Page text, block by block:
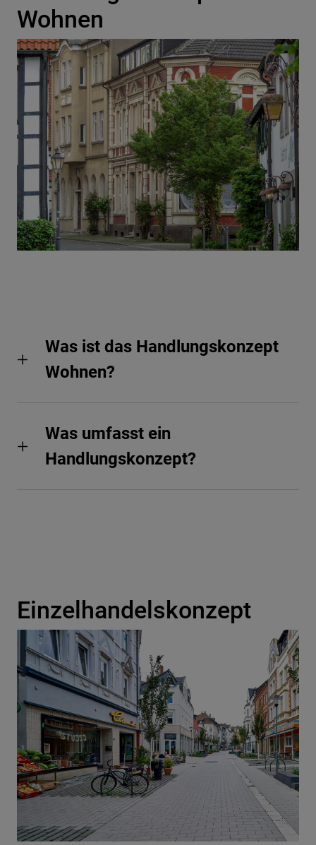
Wohnen
Was ist das Handlungskonzept
Wohnen?
Was umfasst ein
Handlungskonzept?
Einzelhandelskonzept